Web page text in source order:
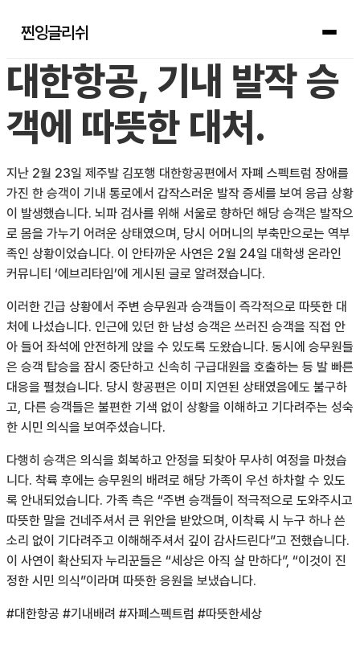
찐잉글리쉬
대한항공, 기내 발작 승
객에 따뜻한 대처.
지난 2월 23일 제주발 김포행 대한항공편에서 자폐 스펙트럼 장애를
가진 한 승객이 기내 통로에서 갑작스러운 발작 증세를 보여 응급 상황
이 발생했습니다. 뇌파 검사를 위해 서울로 향하던 해당 승객은 발작으
로 몸을 가누기 어려운 상태였으며, 당시 어머니의 부축만으로는 역부
족인 상황이었습니다. 이 안타까운 사연은 2월 24일 대학생 온라인
커뮤니티 ‘에브리타임’에 게시된 글로 알려졌습니다.
이러한 긴급 상황에서 주변 승무원과 승객들이 즉각적으로 따뜻한 대
처에 나섰습니다. 인근에 있던 한 남성 승객은 쓰러진 승객을 직접 안
아 들어 좌석에 안전하게 앉을 수 있도록 도왔습니다. 동시에 승무원들
은 승객 탑승을 잠시 중단하고 신속히 구급대원을 호출하는 등 발 빠른
대응을 펼쳤습니다. 당시 항공편은 이미 지연된 상태였음에도 불구하
고, 다른 승객들은 불편한 기색 없이 상황을 이해하고 기다려주는 성숙
한 시민 의식을 보여주셨습니다.
다행히 승객은 의식을 회복하고 안정을 되찾아 무사히 여정을 마쳤습
니다. 착륙 후에는 승무원의 배려로 해당 가족이 우선 하차할 수 있도
록 안내되었습니다. 가족 측은 “주변 승객들이 적극적으로 도와주시고
따뜻한 말을 건네주셔서 큰 위안을 받았으며, 이착륙 시 누구 하나 쓴
소리 없이 기다려주고 이해해주셔서 깊이 감사드린다”고 전했습니다.
이 사연이 확산되자 누리꾼들은 “세상은 아직 살 만하다”, “이것이 진
정한 시민 의식”이라며 따뜻한 응원을 보냈습니다.
#대한항공 #기내배려 #자폐스펙트럼 #따뜻한세상